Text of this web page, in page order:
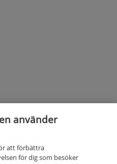
använder
att förbättra
för dig som besöker